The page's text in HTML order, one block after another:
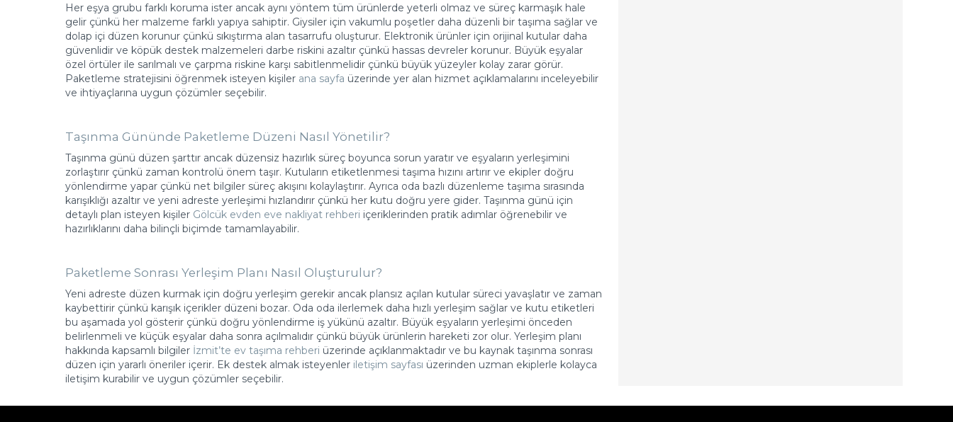
Her eşya grubu farklı koruma ister ancak aynı yöntem tüm ürünlerde yeterli olmaz ve süreç karmaşık hale
gelir çünkü her malzeme farklı yapıya sahiptir. Giysiler için vakumlu poşetler daha düzenli bir taşıma sağlar ve
dolap içi düzen korunur çünkü sıkıştırma alan tasarrufu oluşturur. Elektronik ürünler için orijinal kutular daha
güvenlidir ve köpük destek malzemeleri darbe riskini azaltır çünkü hassas devreler korunur. Büyük eşyalar
özel örtüler ile sarılmalı ve çarpma riskine karşı sabitlenmelidir çünkü büyük yüzeyler kolay zarar görür.
Paketleme stratejisini öğrenmek isteyen kişiler ana sayfa üzerinde yer alan hizmet açıklamalarını inceleyebilir
ve ihtiyaçlarına uygun çözümler seçebilir.
Taşınma Gününde Paketleme Düzeni Nasıl Yönetilir?
Taşınma günü düzen şarttır ancak düzensiz hazırlık süreç boyunca sorun yaratır ve eşyaların yerleşimini
zorlaştırır çünkü zaman kontrolü önem taşır. Kutuların etiketlenmesi taşıma hızını artırır ve ekipler doğru
yönlendirme yapar çünkü net bilgiler süreç akışını kolaylaştırır. Ayrıca oda bazlı düzenleme taşıma sırasında
karışıklığı azaltır ve yeni adreste yerleşimi hızlandırır çünkü her kutu doğru yere gider. Taşınma günü için
detaylı plan isteyen kişiler Gölcük evden eve nakliyat rehberi içeriklerinden pratik adımlar öğrenebilir ve
hazırlıklarını daha bilinçli biçimde tamamlayabilir.
Paketleme Sonrası Yerleşim Planı Nasıl Oluşturulur?
Yeni adreste düzen kurmak için doğru yerleşim gerekir ancak plansız açılan kutular süreci yavaşlatır ve zaman
kaybettirir çünkü karışık içerikler düzeni bozar. Oda oda ilerlemek daha hızlı yerleşim sağlar ve kutu etiketleri
bu aşamada yol gösterir çünkü doğru yönlendirme iş yükünü azaltır. Büyük eşyaların yerleşimi önceden
belirlenmeli ve küçük eşyalar daha sonra açılmalıdır çünkü büyük ürünlerin hareketi zor olur. Yerleşim planı
hakkında kapsamlı bilgiler İzmit’te ev taşıma rehberi üzerinde açıklanmaktadır ve bu kaynak taşınma sonrası
düzen için yararlı öneriler içerir. Ek destek almak isteyenler iletişim sayfası üzerinden uzman ekiplerle kolayca
iletişim kurabilir ve uygun çözümler seçebilir.